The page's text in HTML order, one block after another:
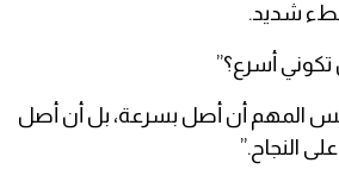
شديد.
تكوني أسرع؟”
المهم أن أصل بسرعة، بل أن أصل
النجاح.”